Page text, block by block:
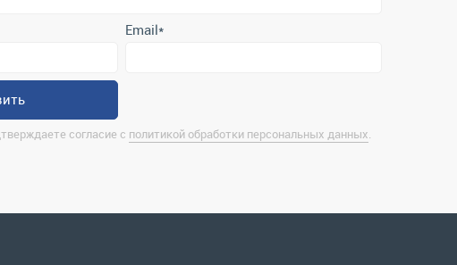
Контактная информация